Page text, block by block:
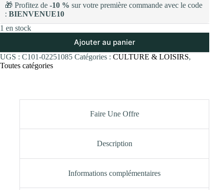
🎁 Profitez de -10 % sur votre première commande avec le code
: BIENVENUE10
1 en stock
Ajouter au panier
UGS : C101-02251085 Catégories : CULTURE & LOISIRS,
Toutes catégories
Faire Une Offre
Description
Informations complémentaires